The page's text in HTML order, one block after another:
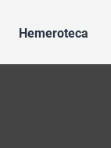
Hemeroteca